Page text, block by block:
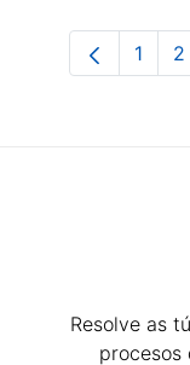
Páxina
1 2
Resolve as
procesos